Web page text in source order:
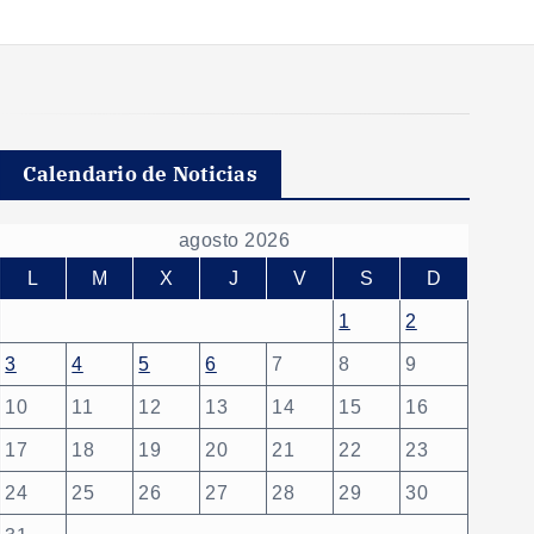
Calendario de Noticias
agosto 2026
L
M X J V S D
1 2
3 4 5 6 7 8 9
10 11 12 13 14 15 16
17 18 19 20 21 22 23
24 25 26 27 28 29 30